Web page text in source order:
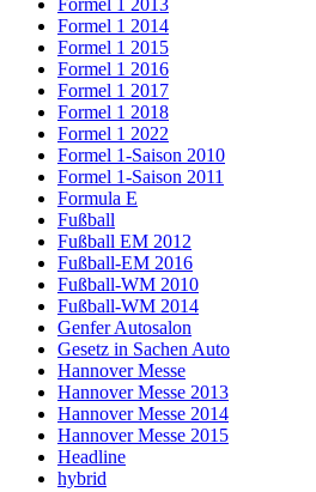
Formel 1 2013
Formel 1 2014
Formel 1 2015
Formel 1 2016
Formel 1 2017
Formel 1 2018
Formel 1 2022
Formel 1-Saison 2010
Formel 1-Saison 2011
Formula E
Fußball
Fußball EM 2012
Fußball-EM 2016
Fußball-WM 2010
Fußball-WM 2014
Genfer Autosalon
Gesetz in Sachen Auto
Hannover Messe
Hannover Messe 2013
Hannover Messe 2014
Hannover Messe 2015
Headline
hybrid